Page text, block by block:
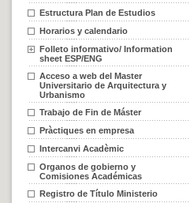
Estructura Plan de Estudios
Horarios y calendario
Folleto informativo/ Information
sheet ESP/ENG
Acceso a web del Master
Universitario de Arquitectura y
Urbanismo
Trabajo de Fin de Máster
Pràctiques en empresa
Intercanvi Acadèmic
Organos de gobierno y
Comisiones Académicas
Registro de Título Ministerio